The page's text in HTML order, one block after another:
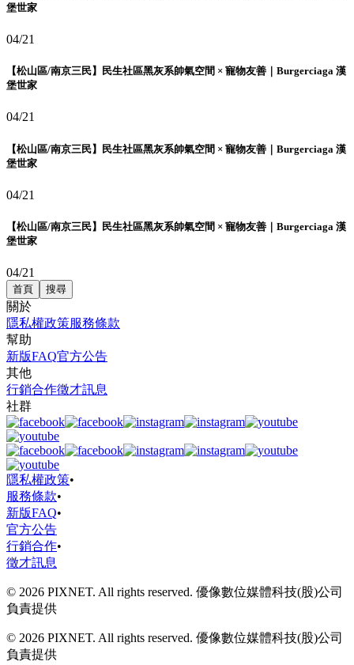
堡世家
04/21
【松山區/南京三民】民生社區黑灰系帥氣空間 × 寵物友善｜Burgerciaga 漢
堡世家
04/21
【松山區/南京三民】民生社區黑灰系帥氣空間 × 寵物友善｜Burgerciaga 漢
堡世家
04/21
【松山區/南京三民】民生社區黑灰系帥氣空間 × 寵物友善｜Burgerciaga 漢
堡世家
04/21
首頁 搜尋
關於
隱私權政策服務條款
幫助
新版FAQ官方公告
其他
行銷合作徵才訊息
社群
隱私權政策•
服務條款•
新版FAQ•
官方公告
行銷合作•
徵才訊息
© 2026 PIXNET. All rights reserved. 優像數位媒體科技(股)公司
負責提供
© 2026 PIXNET. All rights reserved. 優像數位媒體科技(股)公司
負責提供